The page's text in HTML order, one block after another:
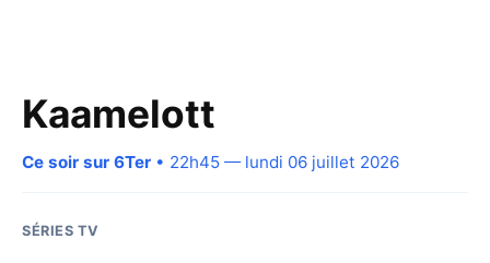
Kaamelott
Ce soir sur 6Ter • 22h45 — lundi 06 juillet 2026
SÉRIES TV